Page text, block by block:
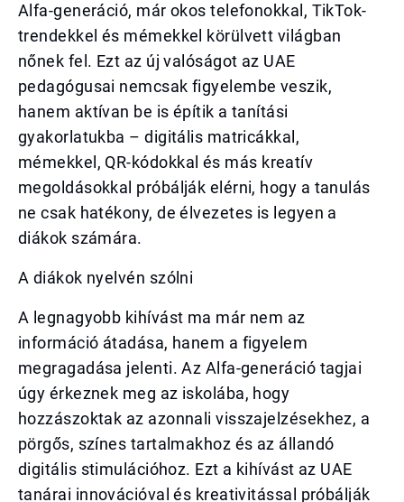
Alfa-generáció, már okos telefonokkal, TikTok-
trendekkel és mémekkel körülvett világban
nőnek fel. Ezt az új valóságot az UAE
pedagógusai nemcsak figyelembe veszik,
hanem aktívan be is építik a tanítási
gyakorlatukba – digitális matricákkal,
mémekkel, QR-kódokkal és más kreatív
megoldásokkal próbálják elérni, hogy a tanulás
ne csak hatékony, de élvezetes is legyen a
diákok számára.
A diákok nyelvén szólni
A legnagyobb kihívást ma már nem az
információ átadása, hanem a figyelem
megragadása jelenti. Az Alfa-generáció tagjai
úgy érkeznek meg az iskolába, hogy
hozzászoktak az azonnali visszajelzésekhez, a
pörgős, színes tartalmakhoz és az állandó
digitális stimulációhoz. Ezt a kihívást az UAE
tanárai innovációval és kreativitással próbálják